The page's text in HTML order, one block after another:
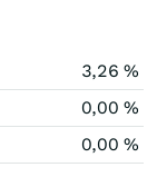
3,26 %
0,00 %
0,00 %